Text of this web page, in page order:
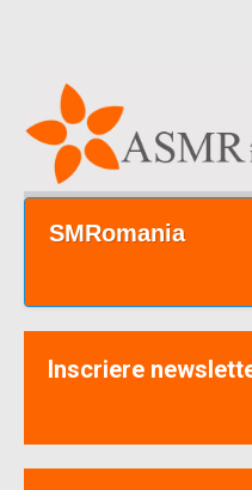
Sari la
navigare
Secţiuni
SMRomania
Noutati & Cercetari
Inscriere